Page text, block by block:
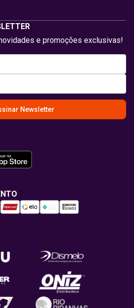
e promoções exclusivas!
Newsletter